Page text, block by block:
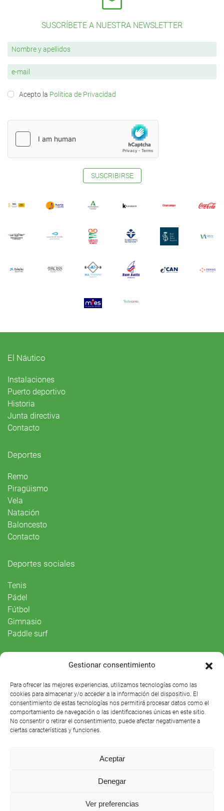
Gestionar consentimiento
Para ofrecer las mejores experiencias, utilizamos tecnologías como las
cookies para almacenar y/o acceder a la información del dispositivo. El
consentimiento de estas tecnologías nos permitirá procesar datos como el
comportamiento de navegación o las identificaciones únicas en este sitio.
No consentir o retirar el consentimiento, puede afectar negativamente a
ciertas características y funciones.
Aceptar
Denegar
Ver preferencias
SUSCRÍBETE A NUESTRA NEWSLETTER
Acepto la Política de Privacidad
SUSCRIBIRSE
El Náutico
Instalaciones
Puerto deportivo
Historia
Junta directiva
Contacto
Deportes
Remo
Piragüismo
Vela
Natación
Baloncesto
Contacto
Deportes sociales
Tenis
Pádel
Fútbol
Gimnasio
Paddle surf
Agenda
Club Náutico Sevilla © 2021 |Aviso legal